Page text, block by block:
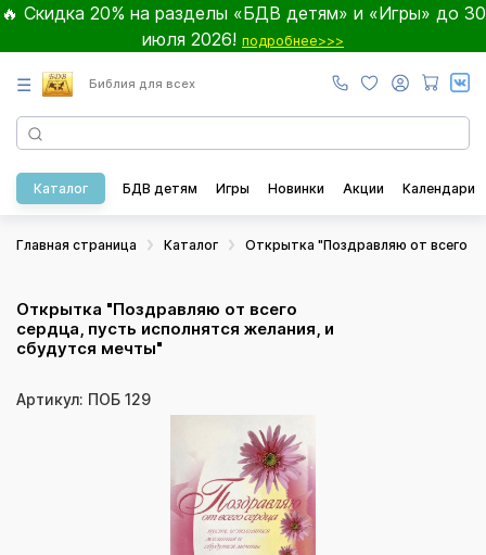
🔥 Скидка 20% на разделы «БДВ детям» и «Игры» до 30
июля 2026! подробнее>>>
☰ Библия для всех
Каталог БДВ детям Игры Новинки Акции Календари
Главная страница Каталог Открытка "Поздравляю от всего
Открытка "Поздравляю от всего
сердца, пусть исполнятся желания, и
сбудутся мечты"
Артикул: ПОБ 129